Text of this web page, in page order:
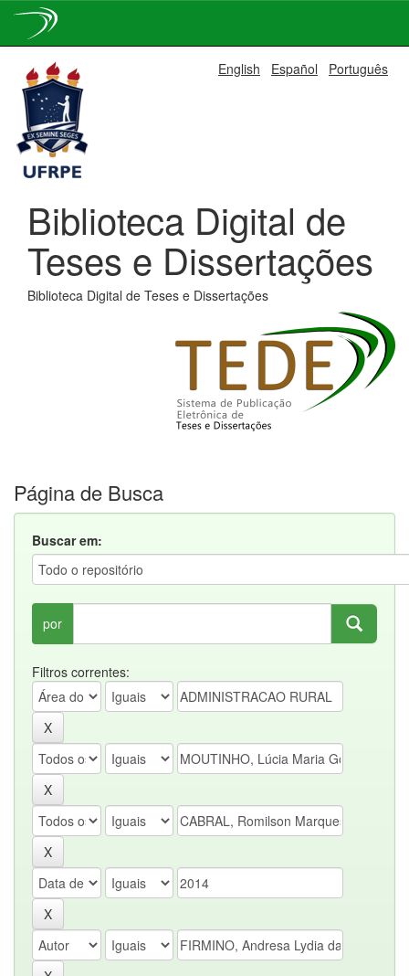
navigation
English Español Português
Biblioteca Digital de
Teses e Dissertações
Biblioteca Digital de Teses e Dissertações
Página de Busca
Buscar em:
por
Filtros correntes: